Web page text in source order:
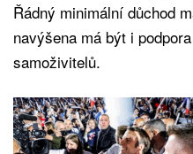
Řádný minimální důchod
navýšena má být i
samoživitelů.